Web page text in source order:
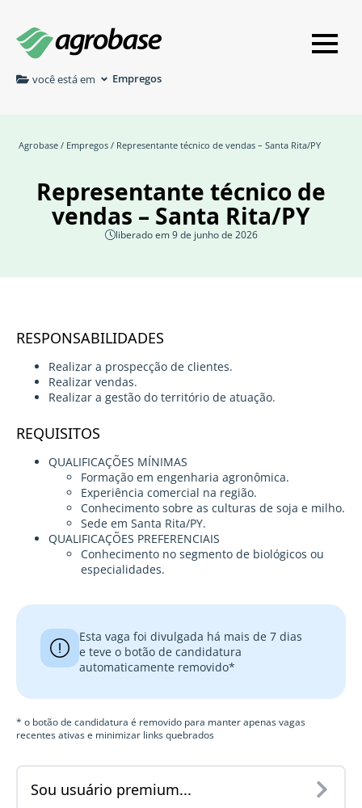
você está em Empregos
Agrobase / Empregos / Representante técnico de vendas – Santa Rita/PY
Representante técnico de
vendas – Santa Rita/PY
liberado em 9 de junho de 2026
RESPONSABILIDADES
Realizar a prospecção de clientes.
Realizar vendas.
Realizar a gestão do território de atuação.
REQUISITOS
QUALIFICAÇÕES MÍNIMAS
Formação em engenharia agronômica.
Experiência comercial na região.
Conhecimento sobre as culturas de soja e milho.
Sede em Santa Rita/PY.
QUALIFICAÇÕES PREFERENCIAIS
Conhecimento no segmento de biológicos ou
especialidades.
Esta vaga foi divulgada há mais de 7 dias
e teve o botão de candidatura
automaticamente removido*
* o botão de candidatura é removido para manter apenas vagas
recentes ativas e minimizar links quebrados
Sou usuário premium...